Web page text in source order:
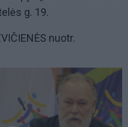
g. 19.
nuotr.